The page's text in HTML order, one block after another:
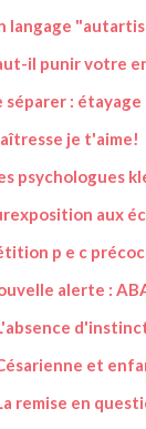
langage
il punir votre
: étayage
je t'aime!
psychologues
aux
p e c
alerte :
et
remise en